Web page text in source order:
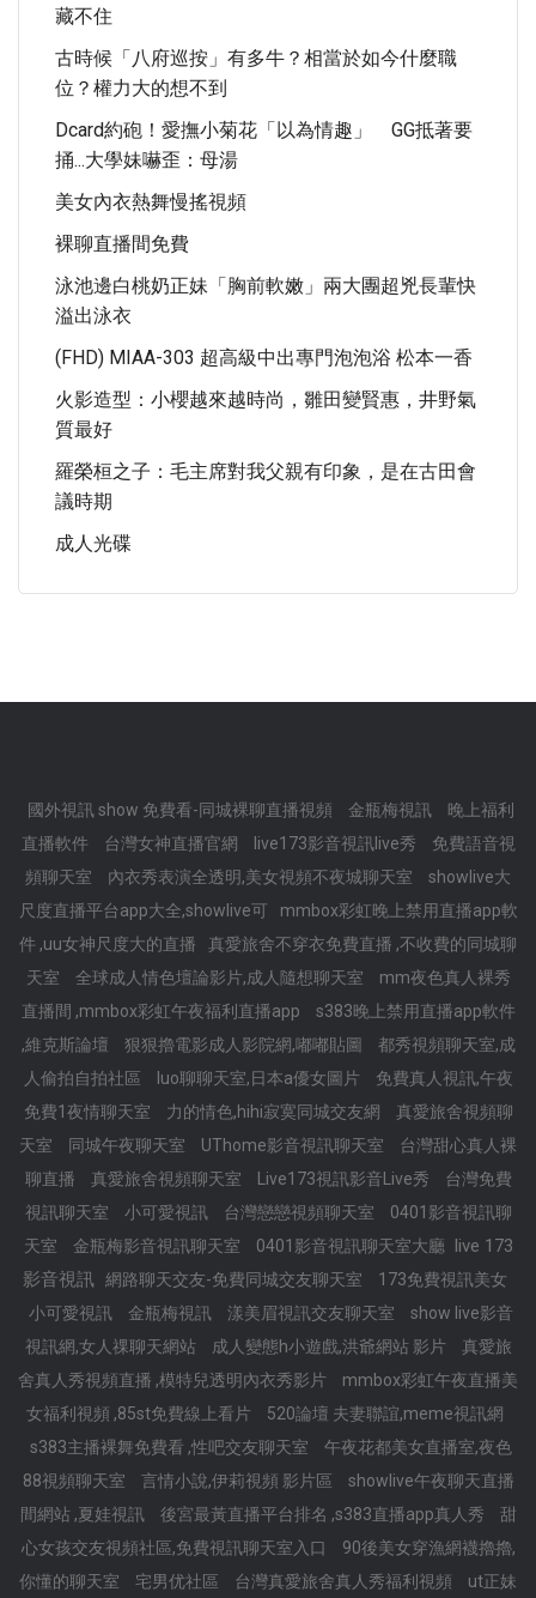
藏不住
古時候「八府巡按」有多牛？相當於如今什麼職
位？權力大的想不到
Dcard約砲！愛撫小菊花「以為情趣」 GG抵著要
捅...大學妹嚇歪：母湯
美女內衣熱舞慢搖視頻
裸聊直播間免費
泳池邊白桃奶正妹「胸前軟嫩」兩大團超兇長輩快
溢出泳衣
(FHD) MIAA-303 超高級中出專門泡泡浴 松本一香
火影造型：小櫻越來越時尚，雛田變賢惠，井野氣
質最好
羅榮桓之子：毛主席對我父親有印象，是在古田會
議時期
成人光碟
國外視訊 show 免費看-同城裸聊直播視頻 金瓶梅視訊
晚上福利
直播軟件
台灣女神直播官網 live173影音視訊live秀
免費語音視
頻聊天室
內衣秀表演全透明,美女視頻不夜城聊天室
showlive大
尺度直播平台app大全,showlive可
mmbox彩虹晚上禁用直播app軟
件 ,uu女神尺度大的直播
真愛旅舍不穿衣免費直播 ,不收費的同城聊
天室
全球成人情色壇論影片,成人隨想聊天室
mm夜色真人裸秀
直播間 ,mmbox彩虹午夜福利直播app
s383晚上禁用直播app軟件
,維克斯論壇
狠狠擼電影成人影院網,嘟嘟貼圖
都秀視頻聊天室,成
人偷拍自拍社區
luo聊聊天室,日本a優女圖片
免費真人視訊,午夜
免費1夜情聊天室
力的情色,hihi寂寞同城交友網
真愛旅舍視頻聊
天室
同城午夜聊天室 UThome影音視訊聊天室
台灣甜心真人裸
聊直播
真愛旅舍視頻聊天室 Live173視訊影音Live秀
台灣免費
視訊聊天室
小可愛視訊 台灣戀戀視頻聊天室
0401影音視訊聊
天室
金瓶梅影音視訊聊天室 0401影音視訊聊天室大廳
live 173
影音視訊 網路聊天交友-免費同城交友聊天室
173免費視訊美女
小可愛視訊
金瓶梅視訊 漾美眉視訊交友聊天室
show live影音
視訊網,女人祼聊天網站
成人變態h小遊戲,洪爺網站 影片
真愛旅
舍真人秀視頻直播 ,模特兒透明內衣秀影片
mmbox彩虹午夜直播美
女福利視頻 ,85st免費線上看片
520論壇 夫妻聯誼,meme視訊網
s383主播裸舞免費看 ,性吧交友聊天室
午夜花都美女直播室,夜色
88視頻聊天室
言情小說,伊莉視頻 影片區
showlive午夜聊天直播
間網站 ,夏娃視訊
後宮最黃直播平台排名 ,s383直播app真人秀
甜
心女孩交友視頻社區,免費視訊聊天室入口
90後美女穿漁網襪擼擼,
你懂的聊天室
宅男优社區 台灣真愛旅舍真人秀福利視頻 ut正妹